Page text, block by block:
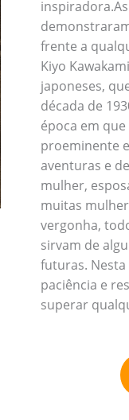
frente a
Kiyo
japoneses,
década de
época em
proeminente
aventuras e
mulher,
muitas
vergonha,
sirvam de
futuras.
paciência e
superar